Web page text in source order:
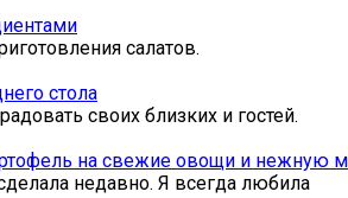
салатов.
стола
своих близких и гостей.
на свежие овощи и нежную
недавно. Я всегда любила